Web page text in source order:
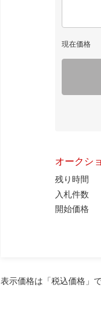
現在価格
オークシ
残り時間
入札件数
開始価格
表示価格は「税込価格」で